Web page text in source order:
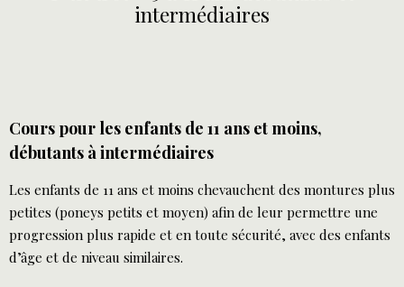
intermédiaires
intermédiaires
Cours pour les enfants de 11 ans et moins,
débutants à intermédiaires
Les enfants de 11 ans et moins chevauchent des montures plus
petites (poneys petits et moyen) afin de leur permettre une
progression plus rapide et en toute sécurité, avec des enfants
d’âge et de niveau similaires.